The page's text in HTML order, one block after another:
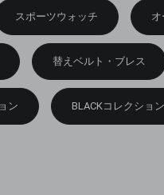
スポーツウォッチ
替えベルト・ブレス
ン BLACKコレクション